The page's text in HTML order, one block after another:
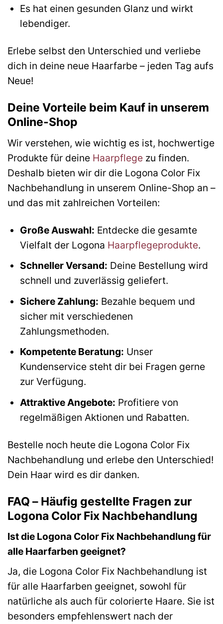
Es hat einen gesunden Glanz und wirkt
lebendiger.
Erlebe selbst den Unterschied und verliebe
dich in deine neue Haarfarbe – jeden Tag aufs
Neue!
Deine Vorteile beim Kauf in unserem
Online-Shop
Wir verstehen, wie wichtig es ist, hochwertige
Produkte für deine Haarpflege zu finden.
Deshalb bieten wir dir die Logona Color Fix
Nachbehandlung in unserem Online-Shop an –
und das mit zahlreichen Vorteilen:
Große Auswahl: Entdecke die gesamte
Vielfalt der Logona Haarpflegeprodukte.
Schneller Versand: Deine Bestellung wird
schnell und zuverlässig geliefert.
Sichere Zahlung: Bezahle bequem und
sicher mit verschiedenen
Zahlungsmethoden.
Kompetente Beratung: Unser
Kundenservice steht dir bei Fragen gerne
zur Verfügung.
Attraktive Angebote: Profitiere von
regelmäßigen Aktionen und Rabatten.
Bestelle noch heute die Logona Color Fix
Nachbehandlung und erlebe den Unterschied!
Dein Haar wird es dir danken.
FAQ – Häufig gestellte Fragen zur
Logona Color Fix Nachbehandlung
Ist die Logona Color Fix Nachbehandlung für
alle Haarfarben geeignet?
Ja, die Logona Color Fix Nachbehandlung ist
für alle Haarfarben geeignet, sowohl für
natürliche als auch für colorierte Haare. Sie ist
besonders empfehlenswert nach der